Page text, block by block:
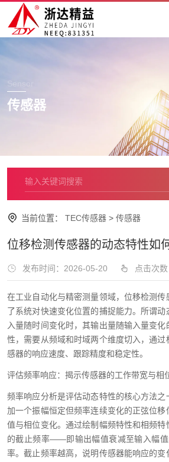
Sensor
传感器
当前位置： TEC传感器 > 传感器
位移检测传感器的动态特性如
发布时间：2026-05-20 点击次数
在工业自动化与精密测量领域，位移检测传
了系统对快速变化位置的捕捉能力。所谓
入量随时间变化时，其输出量随输入量变
性，需要从频域和时域两个维度切入，通
感器的响应速度、跟踪精度和稳定性。
评估频率响应：揭示传感器的工作带宽与相
频率响应分析是评估动态特性的核心方法
加一个振幅恒定但频率连续变化的正弦位
值与相位变化。通过绘制幅频特性和相频
的截止频率——即输出幅值衰减至输入幅
率。截止频率越高，说明传感器能响应的变